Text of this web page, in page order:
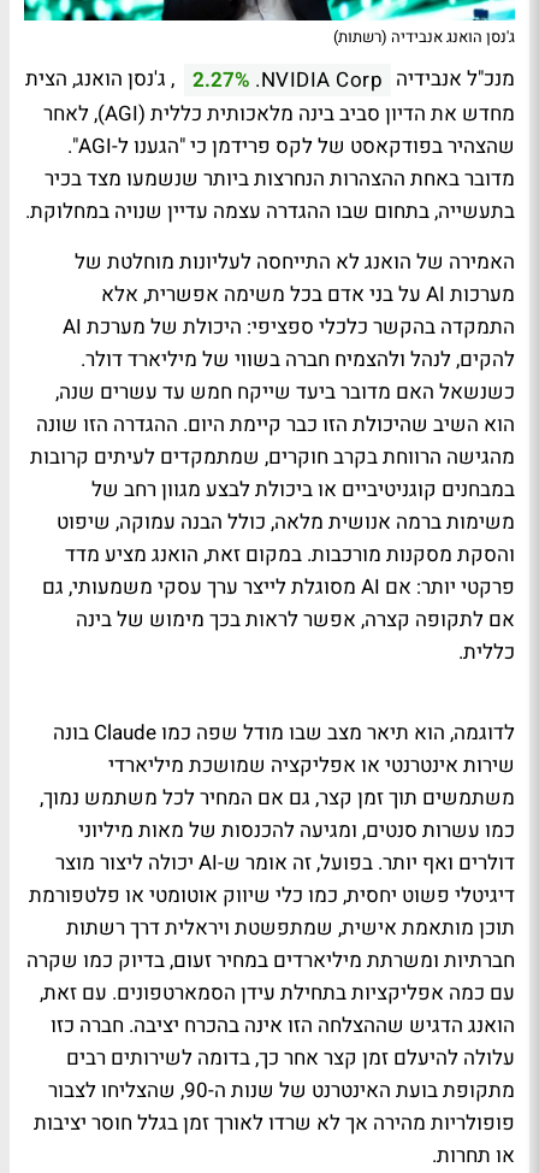
ג'נסן הואנג אנבידיה (רשתות)
מנכ"ל אנבידיה NVIDIA Corp.
2.27% , ג'נסן הואנג, הצית
מחדש את הדיון סביב בינה מלאכותית כללית (AGI), לאחר
שהצהיר בפודקאסט של לקס פרידמן כי "הגענו ל-AGI".
מדובר באחת ההצהרות הנחרצות ביותר שנשמעו מצד בכיר
בתעשייה, בתחום שבו ההגדרה עצמה עדיין שנויה במחלוקת.
האמירה של הואנג לא התייחסה לעליונות מוחלטת של
מערכות AI על בני אדם בכל משימה אפשרית, אלא
התמקדה בהקשר כלכלי ספציפי: היכולת של מערכת AI
להקים, לנהל ולהצמיח חברה בשווי של מיליארד דולר.
כשנשאל האם מדובר ביעד שייקח חמש עד עשרים שנה,
הוא השיב שהיכולת הזו כבר קיימת היום. ההגדרה הזו שונה
מהגישה הרווחת בקרב חוקרים, שמתמקדים לעיתים קרובות
במבחנים קוגניטיביים או ביכולת לבצע מגוון רחב של
משימות ברמה אנושית מלאה, כולל הבנה עמוקה, שיפוט
והסקת מסקנות מורכבות. במקום זאת, הואנג מציע מדד
פרקטי יותר: אם AI מסוגלת לייצר ערך עסקי משמעותי, גם
אם לתקופה קצרה, אפשר לראות בכך מימוש של בינה
כללית.
לדוגמה, הוא תיאר מצב שבו מודל שפה כמו Claude בונה
שירות אינטרנטי או אפליקציה שמושכת מיליארדי
משתמשים תוך זמן קצר, גם אם המחיר לכל משתמש נמוך,
כמו עשרות סנטים, ומגיעה להכנסות של מאות מיליוני
דולרים ואף יותר. בפועל, זה אומר ש-AI יכולה ליצור מוצר
דיגיטלי פשוט יחסית, כמו כלי שיווק אוטומטי או פלטפורמת
תוכן מותאמת אישית, שמתפשטת ויראלית דרך רשתות
חברתיות ומשרתת מיליארדים במחיר זעום, בדיוק כמו שקרה
עם כמה אפליקציות בתחילת עידן הסמארטפונים. עם זאת,
הואנג הדגיש שההצלחה הזו אינה בהכרח יציבה. חברה כזו
עלולה להיעלם זמן קצר אחר כך, בדומה לשירותים רבים
מתקופת בועת האינטרנט של שנות ה-90, שהצליחו לצבור
פופולריות מהירה אך לא שרדו לאורך זמן בגלל חוסר יציבות
או תחרות.